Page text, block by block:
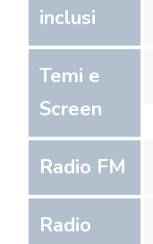
inclusi
Temi e
Screen
Radio FM
Radio